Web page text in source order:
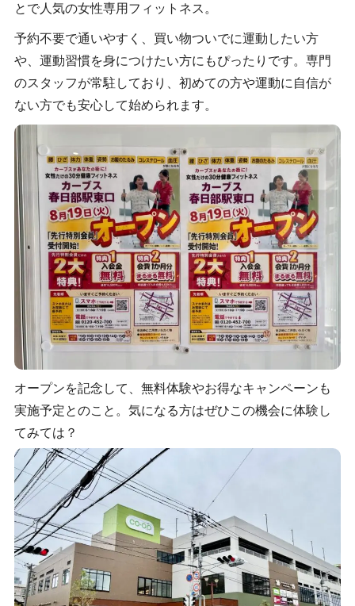
とで人気の女性専用フィットネス。
予約不要で通いやすく、買い物ついでに運動したい方
や、運動習慣を身につけたい方にもぴったりです。専門
のスタッフが常駐しており、初めての方や運動に自信が
ない方でも安心して始められます。
オープンを記念して、無料体験やお得なキャンペーンも
実施予定とのこと。気になる方はぜひこの機会に体験し
てみては？